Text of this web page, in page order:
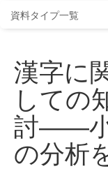
資料タイプ一覧
漢字に
しての
討――小
の分析